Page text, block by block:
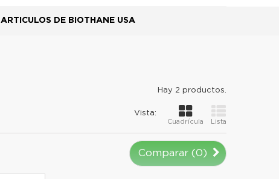
ARTICULOS DE BIOTHANE USA
Hay 2 productos.
Vista:
Cuadrícula Lista
Comparar (0)